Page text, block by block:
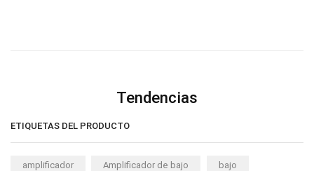
Tendencias
ETIQUETAS DEL PRODUCTO
amplificador Amplificador de bajo bajo